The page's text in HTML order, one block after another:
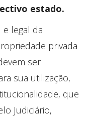
estado.
legal da
privada
ser
sua utilização,
que
Judiciário,